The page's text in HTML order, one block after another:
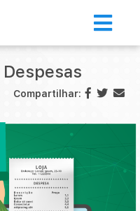
Compartilhar: